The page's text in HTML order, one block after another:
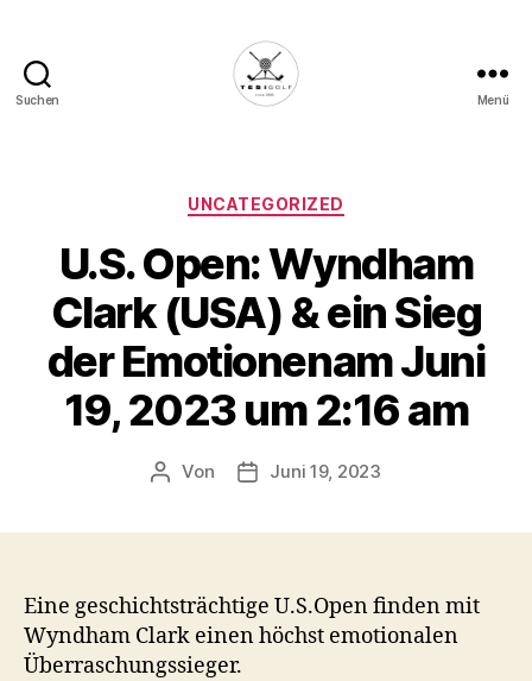
Suchen
Deine
Plattform
für
Golfbegeisterte!
Menü
Kategorien
UNCATEGORIZED
U.S. Open: Wyndham
Clark (USA) & ein Sieg
der Emotionenam Juni
19, 2023 um 2:16 am
Beitragsautor
Von Veröffentlichungsdatum
Juni 19, 2023
Eine geschichtsträchtige U.S.Open finden mit
Wyndham Clark einen höchst emotionalen
Überraschungssieger.